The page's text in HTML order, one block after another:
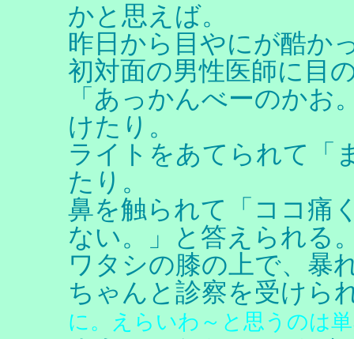
かと思えば。
昨日から目やにが酷か
初対面の男性医師に目
「あっかんべーのかお
けたり。
ライトをあてられて「
たり。
鼻を触られて「ココ痛
ない。」と答えられる
ワタシの膝の上で、暴
ちゃんと診察を受けら
に。えらいわ～と思うのは